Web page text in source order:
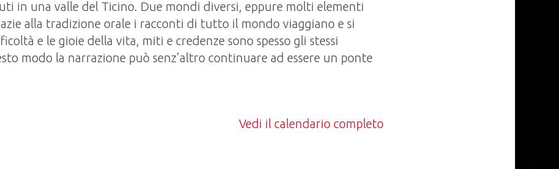
in una valle del Ticino. Due mondi diversi, eppure molti elementi
alla tradizione orale i racconti di tutto il mondo viaggiano e si
e le gioie della vita, miti e credenze sono spesso gli stessi
modo la narrazione può senz’altro continuare ad essere un ponte
Vedi il calendario completo